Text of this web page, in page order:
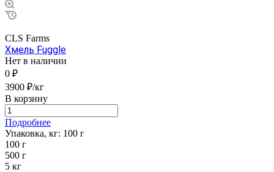
CLS Farms
Хмель Fuggle
Нет в наличии
0 ₽
3900 ₽/кг
В корзину
Подробнее
Упаковка, кг: 100 г
100 г
500 г
5 кг